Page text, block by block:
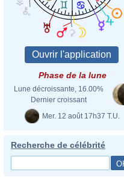
Phase de la lune
Lune décroissante, 16.00%
Dernier croissant
Mer. 12 août 17h37 T.U.
Recherche de célébrité